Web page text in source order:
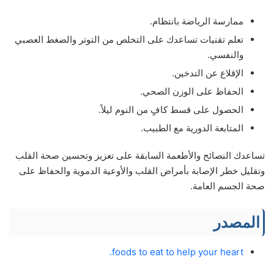
ممارسة الرياضة بانتظام.
تعلم تقنيات تساعدك على التخلص من التوتر والضغط العصبي
والنفسي.
الإقلاع عن التدخين.
الحفاظ على الوزن الصحي.
الحصول على قسط كافٍ من النوم ليلاً.
المتابعة الدورية مع الطبيب.
تساعدك النصائح والأطعمة السابقة على تعزيز وتحسين صحة القلب
وتقليل خطر الإصابة بأمراض القلب والأوعية الدموية والحفاظ على
صحة الجسم العامة.
المصدر
foods to eat to help your heart.